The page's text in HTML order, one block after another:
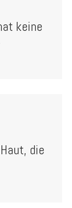
keine
die